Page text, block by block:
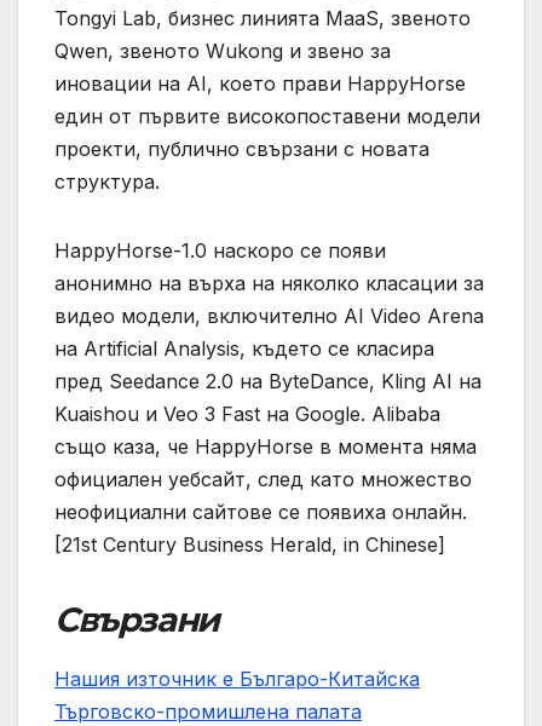
Tongyi Lab, бизнес линията MaaS, звеното
Qwen, звеното Wukong и звено за
иновации на AI, което прави HappyHorse
един от първите високопоставени модели
проекти, публично свързани с новата
структура.
HappyHorse-1.0 наскоро се появи
анонимно на върха на няколко класации за
видео модели, включително AI Video Arena
на Artificial Analysis, където се класира
пред Seedance 2.0 на ByteDance, Kling AI на
Kuaishou и Veo 3 Fast на Google. Alibaba
също каза, че HappyHorse в момента няма
официален уебсайт, след като множество
неофициални сайтове се появиха онлайн.
[21st Century Business Herald, in Chinese]
Свързани
Нашия източник е Българо-Китайска
Търговско-промишлена палaта